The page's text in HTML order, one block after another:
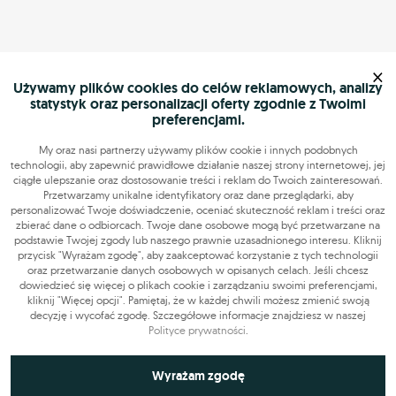
Używamy plików cookies do celów reklamowych, analizy
statystyk oraz personalizacji oferty zgodnie z Twoimi
preferencjami.
My oraz nasi partnerzy używamy plików cookie i innych podobnych
technologii, aby zapewnić prawidłowe działanie naszej strony internetowej, jej
ciągłe ulepszanie oraz dostosowanie treści i reklam do Twoich zainteresowań.
Przetwarzamy unikalne identyfikatory oraz dane przeglądarki, aby
personalizować Twoje doświadczenie, oceniać skuteczność reklam i treści oraz
zbierać dane o odbiorcach. Twoje dane osobowe mogą być przetwarzane na
podstawie Twojej zgody lub naszego prawnie uzasadnionego interesu. Kliknij
przycisk "Wyrażam zgodę", aby zaakceptować korzystanie z tych technologii
oraz przetwarzanie danych osobowych w opisanych celach. Jeśli chcesz
dowiedzieć się więcej o plikach cookie i zarządzaniu swoimi preferencjami,
kliknij "Więcej opcji". Pamiętaj, że w każdej chwili możesz zmienić swoją
decyzję i wycofać zgodę. Szczegółowe informacje znajdziesz w naszej
Polityce prywatności.
Niezbędne do funkcjonowania strony
Wyrażam zgodę
×